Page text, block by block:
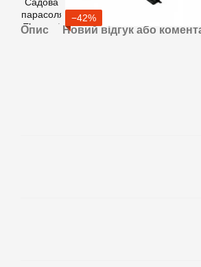
−42%
Опис Новий відгук або